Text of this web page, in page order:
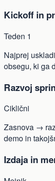
Kickoff in
Teden 1
Najprej
obsegu, ki ga
Razvoj
Ciklični
Zasnova →
demo in
Izdaja in